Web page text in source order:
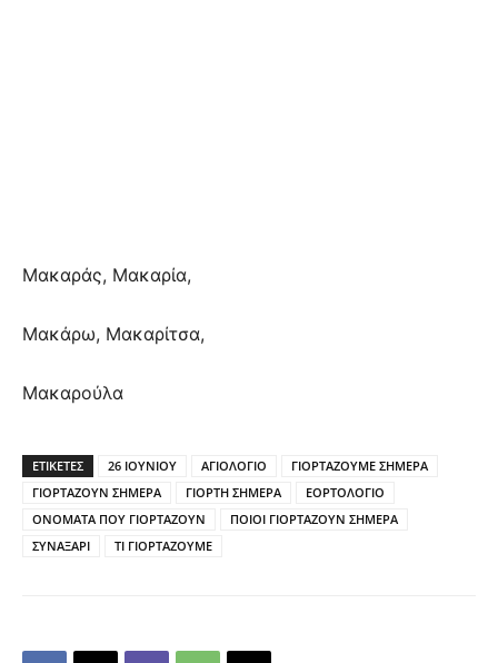
Μακαράς, Μακαρία,
Μακάρω, Μακαρίτσα,
Μακαρούλα
ΕΤΙΚΕΤΕΣ 26 ΙΟΥΝΙΟΥ ΑΓΙΟΛΟΓΙΟ
ΓΙΟΡΤΑΖΟΥΜΕ ΣΗΜΕΡΑ
ΓΙΟΡΤΑΖΟΥΝ ΣΗΜΕΡΑ
ΓΙΟΡΤΗ ΣΗΜΕΡΑ
ΕΟΡΤΟΛΟΓΙΟ
ΟΝΟΜΑΤΑ ΠΟΥ ΓΙΟΡΤΑΖΟΥΝ
ΠΟΙΟΙ ΓΙΟΡΤΑΖΟΥΝ ΣΗΜΕΡΑ
ΣΥΝΑΞΑΡΙ
ΤΙ ΓΙΟΡΤΑΖΟΥΜΕ